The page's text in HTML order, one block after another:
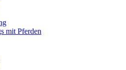
mit Pferden